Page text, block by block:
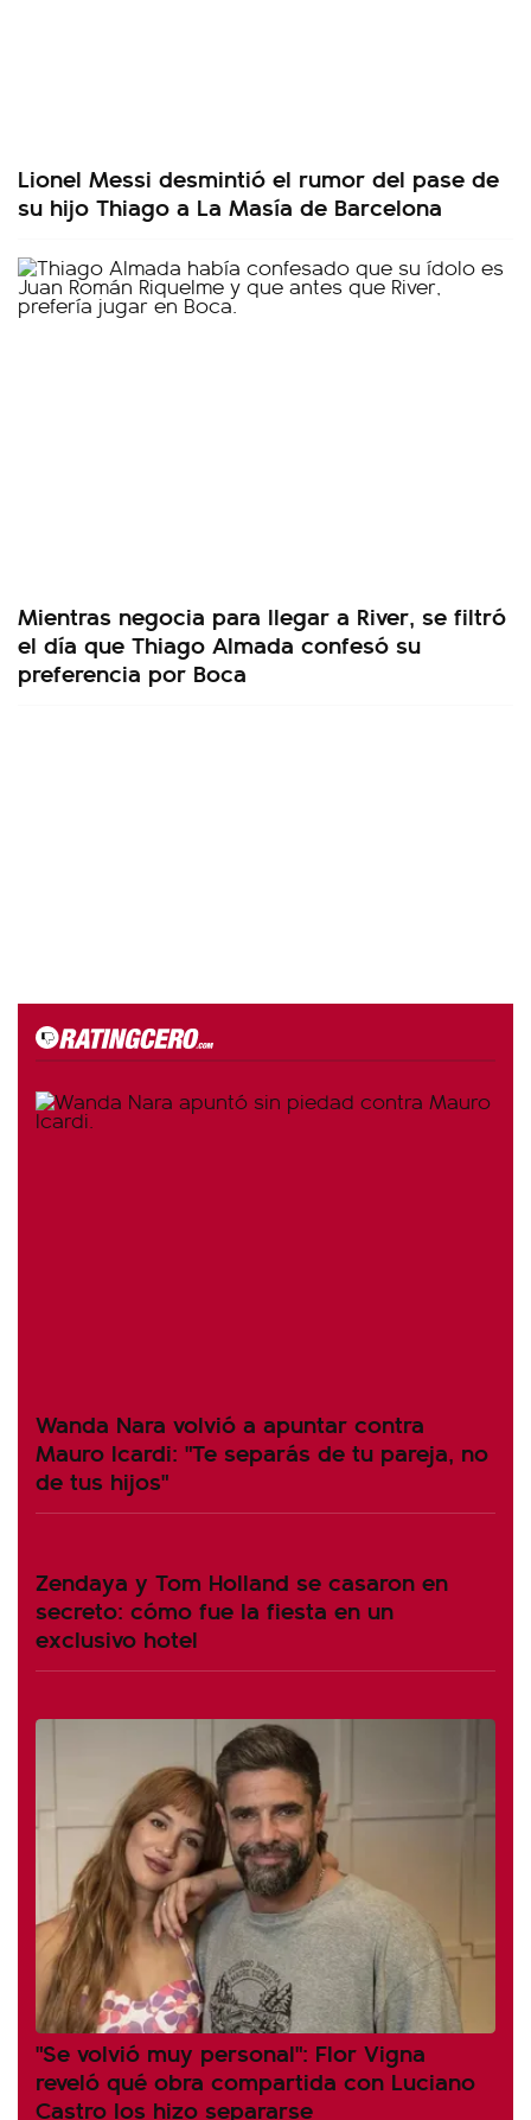
Lionel Messi desmintió el rumor del pase de
su hijo Thiago a La Masía de Barcelona
Mientras negocia para llegar a River, se filtró
el día que Thiago Almada confesó su
preferencia por Boca
Wanda Nara volvió a apuntar contra
Mauro Icardi: "Te separás de tu pareja, no
de tus hijos"
Zendaya y Tom Holland se casaron en
secreto: cómo fue la fiesta en un
exclusivo hotel
"Se volvió muy personal": Flor Vigna
reveló qué obra compartida con Luciano
Castro los hizo separarse